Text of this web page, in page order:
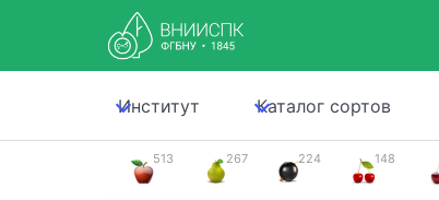
Институт Каталог сортов
513 267 224 148